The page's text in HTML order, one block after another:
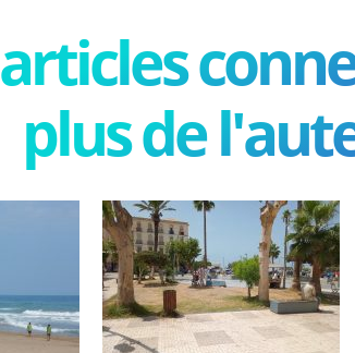
articles
plus de